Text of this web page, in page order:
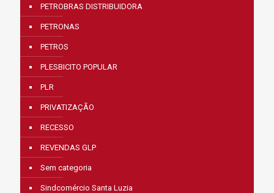
PETROBRAS DISTRIBUIDORA
PETRONAS
PETROS
PLESBICITO POPULAR
PLR
PRIVATIZAÇÃO
RECESSO
REVENDAS GLP
Sem categoria
Sindcomércio Santa Luzia